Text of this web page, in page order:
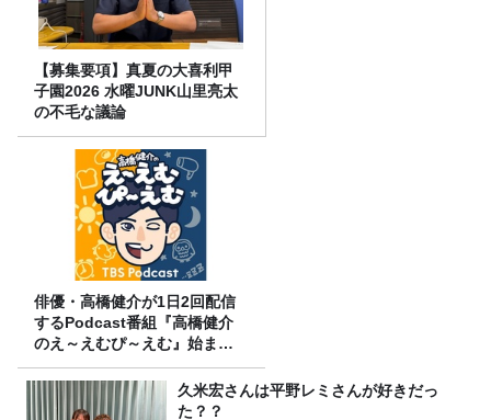
【募集要項】真夏の大喜利甲
子園2026 水曜JUNK山里亮太
の不毛な議論
俳優・高橋健介が1日2回配信
するPodcast番組『高橋健介
のえ～えむぴ～えむ』始まり
ます
久米宏さんは平野レミさんが好きだっ
た？？